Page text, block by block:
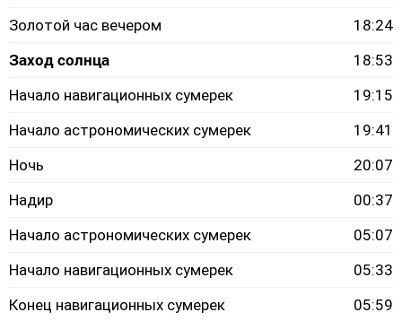
Золотой час вечером
18:24
Заход солнца
18:53
Начало навигационных сумерек
19:15
Начало астрономических сумерек
19:41
Ночь
20:07
Надир
00:37
Начало астрономических сумерек
05:07
Начало навигационных сумерек
05:33
Конец навигационных сумерек
05:59